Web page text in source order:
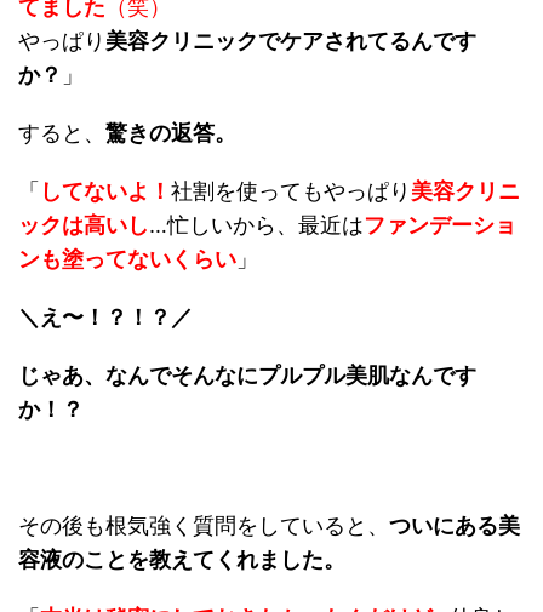
てました （笑）
やっぱり 美容クリニックでケアされてるんです
か？ 」
すると、 驚きの返答。
「 してないよ！ 社割を使ってもやっぱり 美容クリニ
ックは高いし…忙しいから、最近はファンデーショ
ンも塗ってないくらい 」
＼え〜！？！？／
じゃあ、なんでそんなにプルプル美肌なんです
か！？
その後も根気強く質問をしていると、 ついにある美
容液のことを教えてくれました。